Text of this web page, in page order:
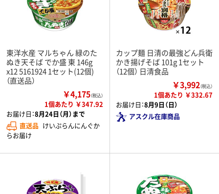
東洋水産 マルちゃん 緑のた
ぬき天そば でか盛 東 146g
x12 5161924 1セット(12個)
（直送品）
￥4,175（税込）
1個あたり ￥347.92
お届け日：8月24日（月）まで
直送品 けいぷらんにんぐか
らお届け
カップ麺 日清の最強どん兵衛
かき揚げそば 101g 1セット
（12個） 日清食品
￥3,992（税込）
1個あたり ￥332.67
お届け日：8月9日（日）
アスクル在庫商品